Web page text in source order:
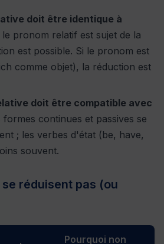
doit être identique à
le pronom relatif est sujet de la
est possible. Si le pronom est
comme objet), la réduction est
doit être compatible avec
formes continues et passives se
; les verbes d'état (be, have,
souvent.
réduisent pas (ou
Pourquoi non